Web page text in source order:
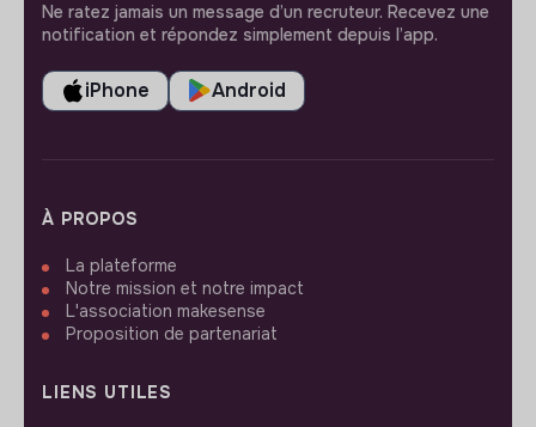
Ne ratez jamais un message d’un recruteur. Recevez une
notification et répondez simplement depuis l’app.
iPhone Android
À PROPOS
La plateforme
Notre mission et notre impact
L'association makesense
Proposition de partenariat
LIENS UTILES